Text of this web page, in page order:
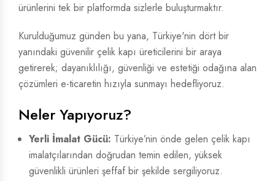
ürünlerini tek bir platformda sizlerle buluşturmaktır.
Kurulduğumuz günden bu yana, Türkiye'nin dört bir
yanındaki güvenilir çelik kapı üreticilerini bir araya
getirerek; dayanıklılığı, güvenliği ve estetiği odağına alan
çözümleri e-ticaretin hızıyla sunmayı hedefliyoruz.
Neler Yapıyoruz?
Yerli İmalat Gücü: Türkiye’nin önde gelen çelik kapı
imalatçılarından doğrudan temin edilen, yüksek
güvenlikli ürünleri şeffaf bir şekilde sergiliyoruz.